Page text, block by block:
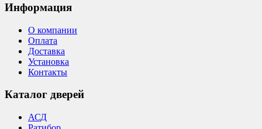
Информация
О компании
Оплата
Доставка
Установка
Контакты
Каталог дверей
АСД